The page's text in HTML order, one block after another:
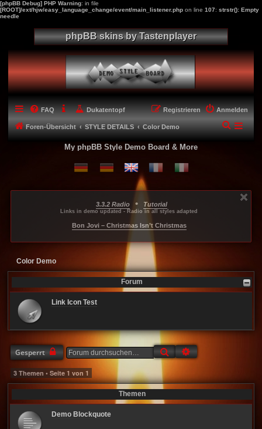
[phpBB Debug] PHP Warning: in file
[ROOT]/ext/hjw/easy_language_change/event/main_listener.php on line 107: strstr(): Empty
needle
phpBB skins by Tastenplayer
FAQ Dukatentopf Anmelden
Registrieren
Foren-Übersicht STYLE DETAILS Color Demo
S
My phpBB Style Demo Board & More
3.3.2 Radio • Tutorial
Links in demo updated - Radio in all styles adapted
Bon Jovi – Christmas Isn’t Christmas
Color Demo
Forum
Link Icon Test
Gesperrt Suche
3 Themen • Seite 1 von 1
Themen
Demo Blockquote